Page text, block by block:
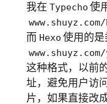
我在 Typecho 使
而 Hexo 使用的是
这种格式，以前
址，避免用户访
片，如果直接改